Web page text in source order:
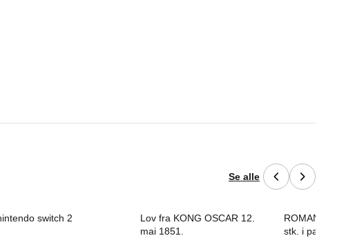
Se alle
switch 2
Lov fra KONG OSCAR 12.
mai 1851.
ROMANTIC
stk. i pakken.